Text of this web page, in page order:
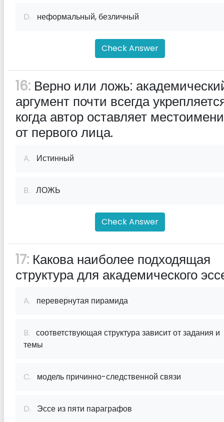
D. неформальный, безличный
Check Answer
16: Верно или ложь:
аргумент почти всегда
когда автор оставляет
от первого лица.
A. Истинный
B. ЛОЖЬ
Check Answer
17: Какова наиболее подходящая
структура для академического
A. перевернутая пирамида
B. соответствующая структура зависит от задания и
темы
C. модель причинно-следственной связи
D. Эссе из пяти параграфов